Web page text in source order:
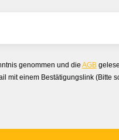
genommen und die AGB
mit einem Bestätigungslink (Bitte